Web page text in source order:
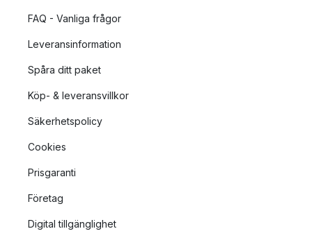
FAQ - Vanliga frågor
Leveransinformation
Spåra ditt paket
Köp- & leveransvillkor
Säkerhetspolicy
Cookies
Prisgaranti
Företag
Digital tillgänglighet